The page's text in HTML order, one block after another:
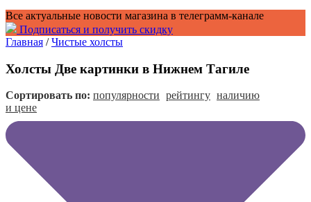
Все актуальные новости магазина в телеграмм-канале
Подписаться и получить скидку
Главная /Чистые холсты
Холсты Две картинки в Нижнем Тагиле
Сортировать по: популярности рейтингу наличию
и цене